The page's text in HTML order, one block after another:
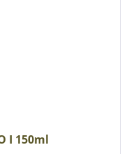
I 150ml